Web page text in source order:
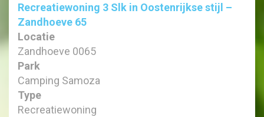
Recreatiewoning 3 Slk in Oostenrijkse stijl –
Zandhoeve 65
Locatie
Zandhoeve 0065
Park
Camping Samoza
Type
Recreatiewoning